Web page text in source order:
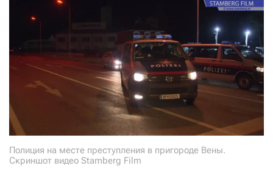
Полиция на месте преступления в пригороде Вены.
Скриншот видео Stamberg Film